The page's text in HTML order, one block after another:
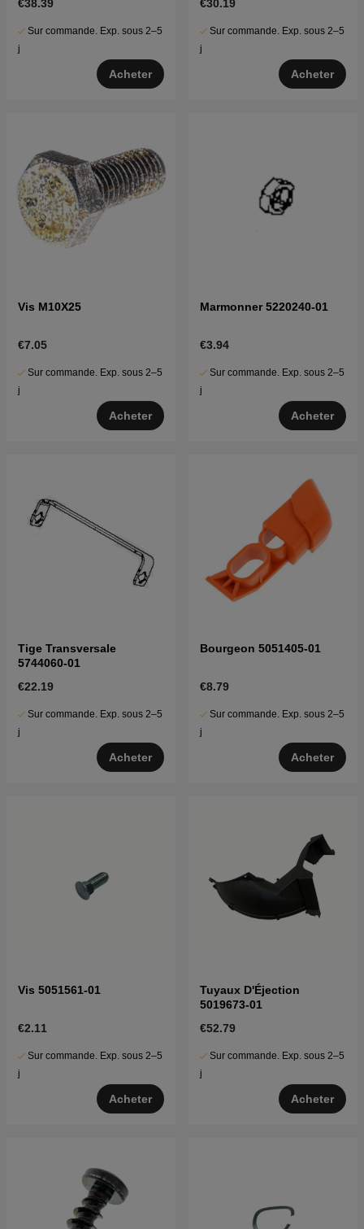
€38.39
Sur commande. Exp. sous 2–5
j
Acheter
€30.19
Sur commande. Exp. sous 2–5
j
Acheter
Vis M10X25
€7.05
Sur commande. Exp. sous 2–5
j
Acheter
Marmonner 5220240-01
€3.94
Sur commande. Exp. sous 2–5
j
Acheter
Tige Transversale
5744060-01
€22.19
Sur commande. Exp. sous 2–5
j
Acheter
Bourgeon 5051405-01
€8.79
Sur commande. Exp. sous 2–5
j
Acheter
Vis 5051561-01
€2.11
Sur commande. Exp. sous 2–5
j
Acheter
Tuyaux D'Éjection
5019673-01
€52.79
Sur commande. Exp. sous 2–5
j
Acheter